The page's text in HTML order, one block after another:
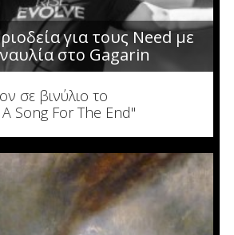
για τους Need με
στο Gagarin
σε βινύλιο το
Song For The End"